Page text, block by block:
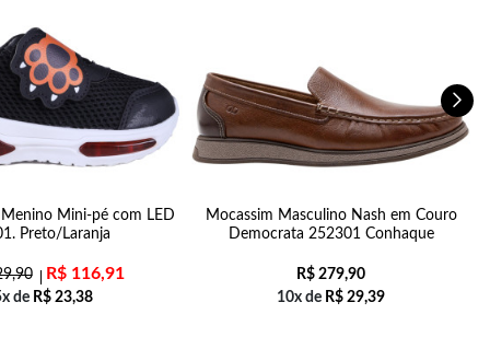
Mini-pé com LED
Preto/Laranja
R$116,91
de R$ 23,38
Mocassim Masculino Nash em Couro
Democrata 252301 Conhaque
R$ 279,90
10x de R$ 29,39